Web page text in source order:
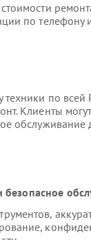
по телефону
по
Клиенты могут